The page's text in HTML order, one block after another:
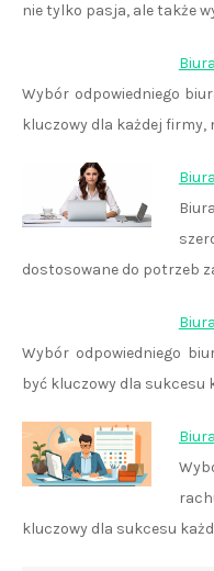
nie tylko pasja, ale także
Wybór odpowiedniego
kluczowy dla każdej firmy,
dostosowane do potrzeb
Wybór odpowiedniego
być kluczowy dla sukcesu
kluczowy dla sukcesu